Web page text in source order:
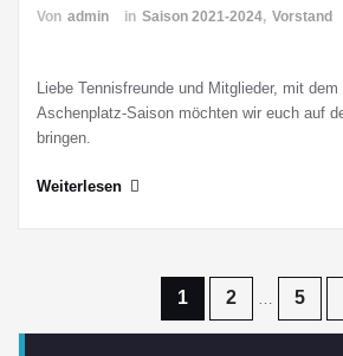
Von admin in Saison 2021-2024, Vorstand
Liebe Tennisfreunde und Mitglieder, mit
Aschenplatz-Saison möchten wir euch auf
bringen.
Weiterlesen
Seitennummerierung
1 2 … 5